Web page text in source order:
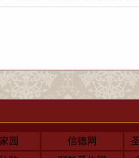
园 信德网